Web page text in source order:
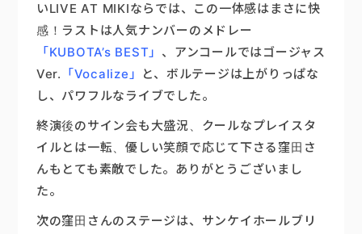
いLIVE AT MIKIならでは、この一体感はまさに快
感！ラストは人気ナンバーのメドレー
「KUBOTA’s BEST」 、アンコールではゴージャス
Ver. 「Vocalize」
と、ボルテージは上がりっぱな
し、パワフルなライブでした。
終演後のサイン会も大盛況、クールなプレイスタ
イルとは一転、優しい笑顔で応じて下さる窪田さ
んもとても素敵でした。ありがとうございまし
た。
次の窪田さんのステージは、サンケイホールブリ